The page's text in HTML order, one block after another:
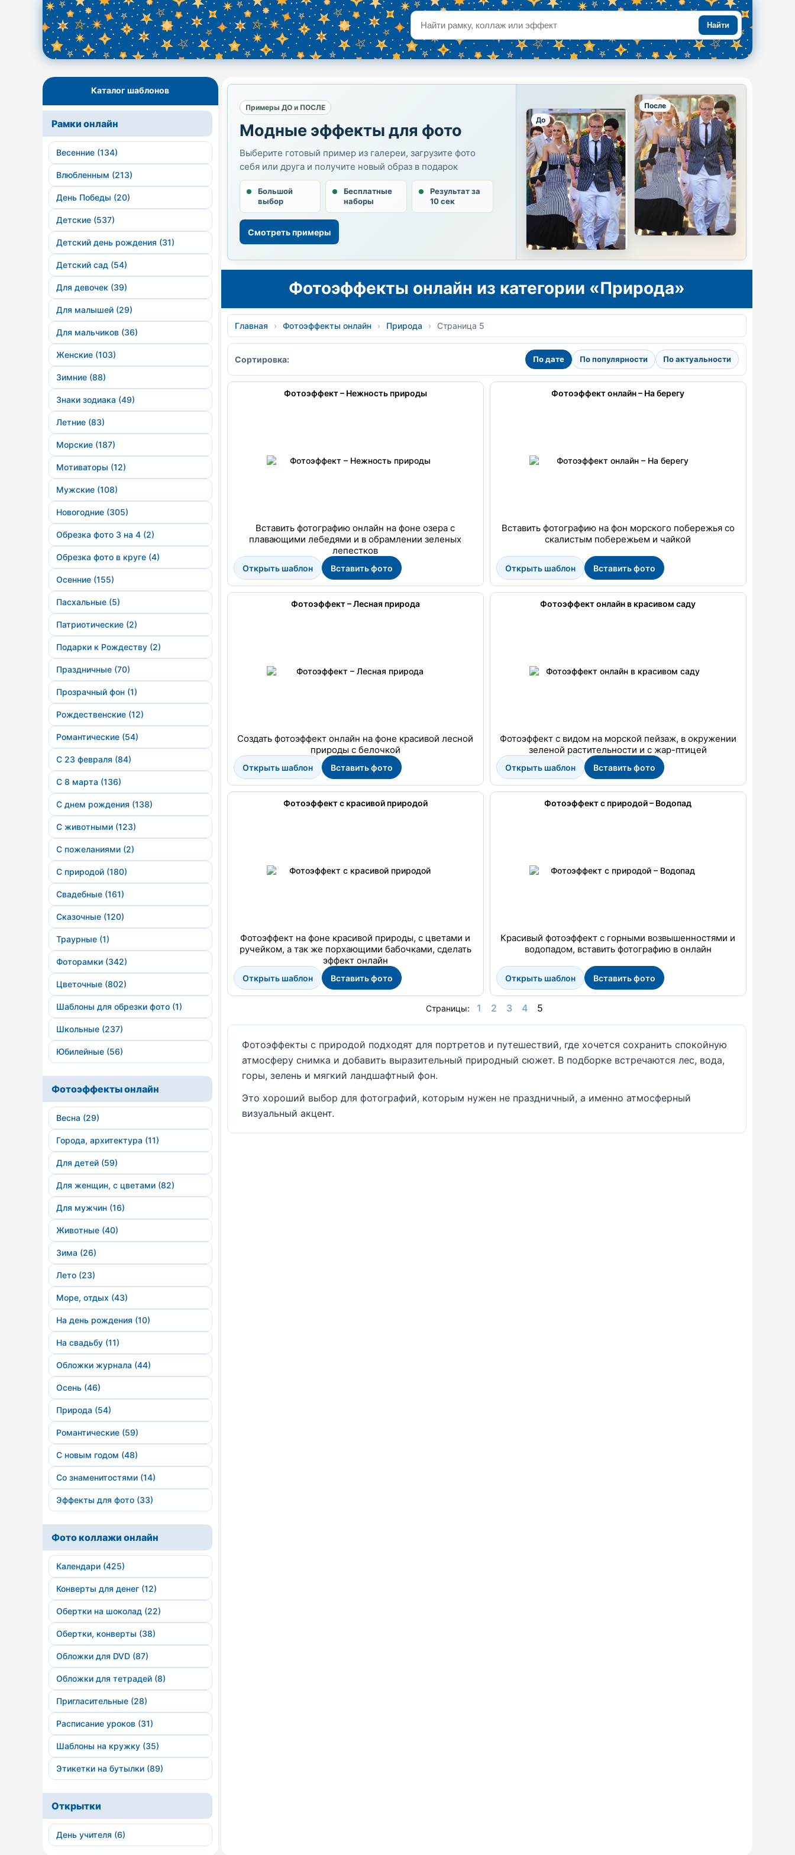
Найти
Каталог шаблонов
Рамки онлайн
Весенние (134)
Влюбленным (213)
День Победы (20)
Детские (537)
Детский день рождения (31)
Детский сад (54)
Для девочек (39)
Для малышей (29)
Для мальчиков (36)
Женские (103)
Зимние (88)
Знаки зодиака (49)
Летние (83)
Морские (187)
Мотиваторы (12)
Мужские (108)
Новогодние (305)
Обрезка фото 3 на 4 (2)
Обрезка фото в круге (4)
Осенние (155)
Пасхальные (5)
Патриотические (2)
Подарки к Рождеству (2)
Праздничные (70)
Прозрачный фон (1)
Рождественские (12)
Романтические (54)
С 23 февраля (84)
С 8 марта (136)
С днем рождения (138)
С животными (123)
С пожеланиями (2)
С природой (180)
Свадебные (161)
Сказочные (120)
Траурные (1)
Фоторамки (342)
Цветочные (802)
Шаблоны для обрезки фото (1)
Школьные (237)
Юбилейные (56)
Фотоэффекты онлайн
Весна (29)
Города, архитектура (11)
Для детей (59)
Для женщин, с цветами (82)
Для мужчин (16)
Животные (40)
Зима (26)
Лето (23)
Море, отдых (43)
На день рождения (10)
На свадьбу (11)
Обложки журнала (44)
Осень (46)
Природа (54)
Романтические (59)
С новым годом (48)
Со знаменитостями (14)
Эффекты для фото (33)
Фото коллажи онлайн
Календари (425)
Конверты для денег (12)
Обертки на шоколад (22)
Обертки, конверты (38)
Обложки для DVD (87)
Обложки для тетрадей (8)
Пригласительные (28)
Расписание уроков (31)
Шаблоны на кружку (35)
Этикетки на бутылки (89)
Открытки
День учителя (6)
Примеры ДО и ПОСЛЕ
Модные эффекты для фото
Выберите готовый пример из галереи, загрузите фото
себя или друга и получите новый образ в подарок
Большой
выбор
Бесплатные
наборы
Результат за
10 сек
Смотреть примеры
До
После
Фотоэффекты онлайн из категории «Природа»
Главная › Фотоэффекты онлайн › Природа › Страница 5
Сортировка: По дате По популярности По актуальности
Фотоэффект – Нежность природы
Вставить фотографию онлайн на фоне озера с
плавающими лебедями и в обрамлении зеленых
лепестков
Открыть шаблон Вставить фото
Фотоэффект онлайн – На берегу
Вставить фотографию на фон морского побережья со
скалистым побережьем и чайкой
Открыть шаблон Вставить фото
Фотоэффект – Лесная природа
Создать фотоэффект онлайн на фоне красивой лесной
природы с белочкой
Открыть шаблон Вставить фото
Фотоэффект онлайн в красивом саду
Фотоэффект с видом на морской пейзаж, в окружении
зеленой растительности и с жар-птицей
Открыть шаблон Вставить фото
Фотоэффект с красивой природой
Фотоэффект на фоне красивой природы, с цветами и
ручейком, а так же порхающими бабочками, сделать
эффект онлайн
Открыть шаблон Вставить фото
Фотоэффект с природой – Водопад
Красивый фотоэффект с горными возвышенностями и
водопадом, вставить фотографию в онлайн
Открыть шаблон Вставить фото
Страницы: 1 2 3 4 5
Фотоэффекты с природой подходят для портретов и путешествий, где хочется сохранить спокойную
атмосферу снимка и добавить выразительный природный сюжет. В подборке встречаются лес, вода,
горы, зелень и мягкий ландшафтный фон.
Это хороший выбор для фотографий, которым нужен не праздничный, а именно атмосферный
визуальный акцент.